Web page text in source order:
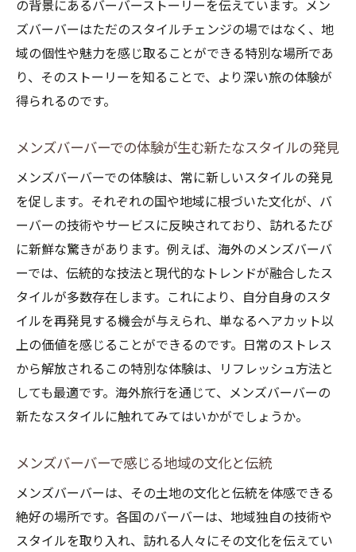
の背景にあるバーバーストーリーを伝えています。メン
ズバーバーはただのスタイルチェンジの場ではなく、地
域の個性や魅力を感じ取ることができる特別な場所であ
り、そのストーリーを知ることで、より深い旅の体験が
得られるのです。
メンズバーバーでの体験が生む新たなスタイルの発見
メンズバーバーでの体験は、常に新しいスタイルの発見
を促します。それぞれの国や地域に根づいた文化が、バ
ーバーの技術やサービスに反映されており、訪れるたび
に新鮮な驚きがあります。例えば、海外のメンズバーバ
ーでは、伝統的な技法と現代的なトレンドが融合したス
タイルが多数存在します。これにより、自分自身のスタ
イルを再発見する機会が与えられ、単なるヘアカット以
上の価値を感じることができるのです。日常のストレス
から解放されるこの特別な体験は、リフレッシュ方法と
しても最適です。海外旅行を通じて、メンズバーバーの
新たなスタイルに触れてみてはいかがでしょうか。
メンズバーバーで感じる地域の文化と伝統
メンズバーバーは、その土地の文化と伝統を体感できる
絶好の場所です。各国のバーバーは、地域独自の技術や
スタイルを取り入れ、訪れる人々にその文化を伝えてい